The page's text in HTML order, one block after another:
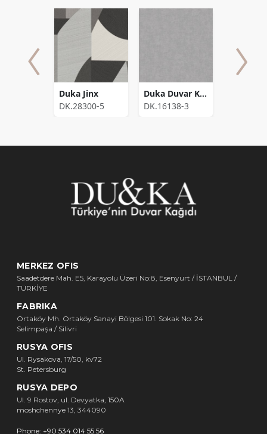
Duka Jinx
DK.28300-5
Duka Duvar Kağıdı Modern Mood Vega F DK.16138-3 (16,2816 m2)
DK.16138-3
MERKEZ OFIS
Saadetdere Mah. E5, Karayolu Üzeri No:8, Esenyurt / İSTANBUL /
TÜRKİYE
FABRIKA
Ortaköy Mh. Ortaköy Sanayi Bölgesi 101. Sokak No: 24
Selimpaşa / Silivri
RUSYA OFIS
Ul. Rysakova, 17/50, kv72
St. Petersburg
RUSYA DEPO
Ul. 9 Rostov, ul. Devyatka, 150A
moshchennye 13, 344090
Phone: +90 534 014 55 56